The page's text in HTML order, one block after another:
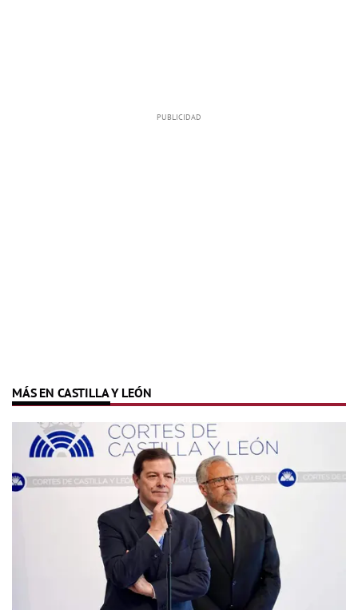
MÁS EN CASTILLA Y LEÓN